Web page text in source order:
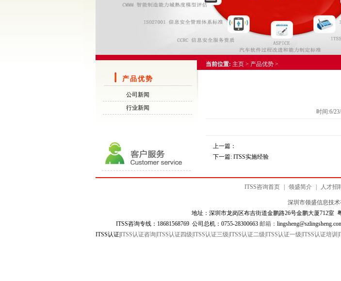
当前位置: 主页 > 产品优势 >
产品优势
公司新闻
行业新闻
公司总机：0755-28300663
邮箱：lingsheng@szlingsheng.com
时间:6/
上一篇：
下一篇: ITSS实施经验
ITSS咨询首页 领盛简介 人才招
深圳市领盛信息技术
地址：深圳市龙岗区布吉街道金鹏路26号金鹏大厦712室
ITSS咨询专线：18681568769 公司总机：0755-28300663 邮箱：
ITSS认证|ITSS认证咨询|ITSS认证四级|ITSS认证三级|ITSS认证二级|ITSS认证一级|ITSS认证培